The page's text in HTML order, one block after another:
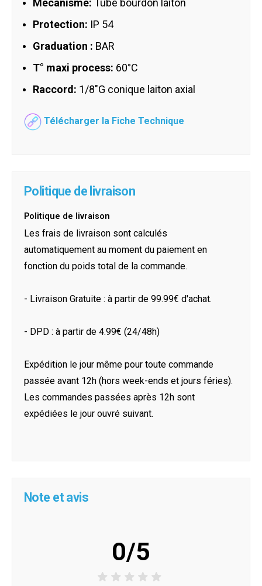
Mécanisme: Tube bourdon laiton
Protection: IP 54
Graduation : BAR
T° maxi process: 60°C
Raccord: 1/8"G conique laiton axial
Télécharger la Fiche Technique
Politique de livraison
Politique de livraison
Les frais de livraison sont calculés
automatiquement au moment du paiement en
fonction du poids total de la commande.
- Livraison Gratuite : à partir de 99.99€ d'achat.
- DPD : à partir de 4.99€ (24/48h)
Expédition le jour même pour toute commande
passée avant 12h (hors week-ends et jours féries).
Les commandes passées après 12h sont
expédiées le jour ouvré suivant.
Note et avis
0/5